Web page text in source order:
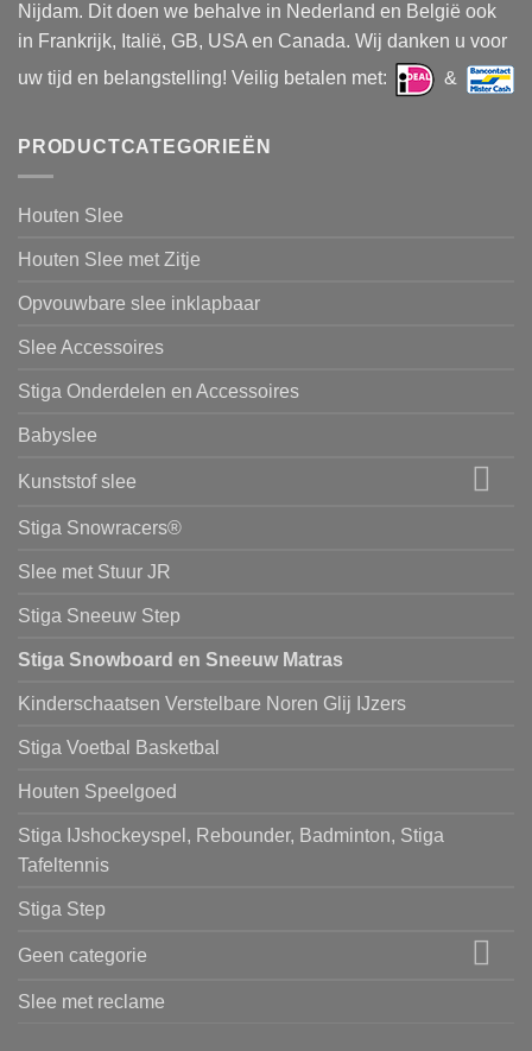
Nijdam. Dit doen we behalve in Nederland en België ook
in Frankrijk, Italië, GB, USA en Canada. Wij danken u voor
uw tijd en belangstelling! Veilig betalen met:
&
PRODUCTCATEGORIEËN
Houten Slee
Houten Slee met Zitje
Opvouwbare slee inklapbaar
Slee Accessoires
Stiga Onderdelen en Accessoires
Babyslee
Kunststof slee
Stiga Snowracers®
Slee met Stuur JR
Stiga Sneeuw Step
Stiga Snowboard en Sneeuw Matras
Kinderschaatsen Verstelbare Noren Glij IJzers
Stiga Voetbal Basketbal
Houten Speelgoed
Stiga IJshockeyspel, Rebounder, Badminton, Stiga
Tafeltennis
Stiga Step
Geen categorie
Slee met reclame